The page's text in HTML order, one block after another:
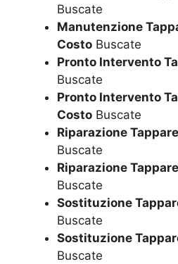
Buscate
Manutenzione
Costo Buscate
Pronto Intervento
Buscate
Pronto Intervento
Costo Buscate
Riparazione
Buscate
Riparazione
Buscate
Sostituzione
Buscate
Sostituzione
Buscate